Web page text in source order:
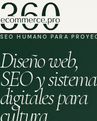
SEO HUMANO PARA
Diseño web,
SEO y
digitales para
cultura,